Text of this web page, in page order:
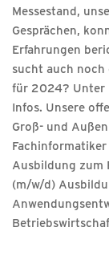
Messestand,
Gesprächen,
Erfahrungen
sucht auch
für 2024? Unter
Infos. Unsere
Groß- und
Ausbildung zum
(m/w/d)